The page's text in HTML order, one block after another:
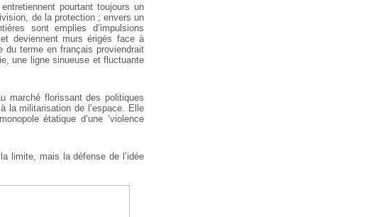
pourtant toujours un
de la protection ; envers un
sont emplies d’impulsions
deviennent murs érigés face à
du terme en français proviendrait
une ligne sinueuse et fluctuante
marché florissant des politiques
la militarisation de l’espace. Elle
étatique d’une ’violence
limite, mais la défense de l’idée